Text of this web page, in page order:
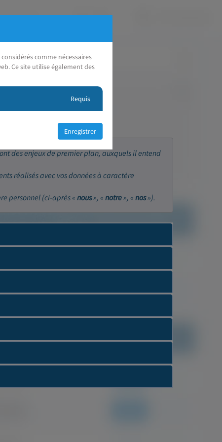
des enjeux de premier plan, auxquels il entend
réalisés avec vos données à caractère
personnel (ci-après « nous», « notre», « nos»).
comme nécessaires
Ce site utilise également des
Requis